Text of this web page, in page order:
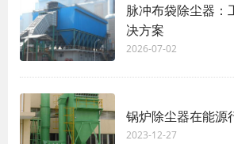
脉冲布袋除尘器：
决方案
2026-07-02
锅炉除尘器在能源
2023-12-27